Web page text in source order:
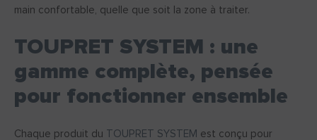
main confortable, quelle que soit la zone à traiter.
TOUPRET SYSTEM : une
gamme complète, pensée
pour fonctionner ensemble
Chaque produit du TOUPRET SYSTEM est conçu pour